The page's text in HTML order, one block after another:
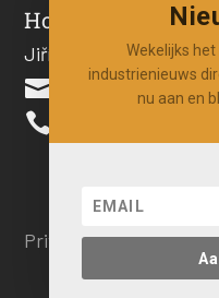
Hoofdredacteur
Jiří Hartog


Privacy beleid
Wekelijks
industrienieuws
nu aan en